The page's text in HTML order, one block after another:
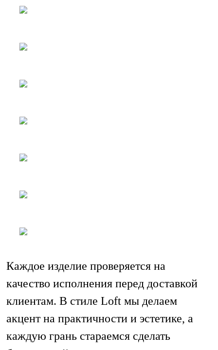
Каждое изделие проверяется на
качество исполнения перед доставкой
клиентам. В стиле Loft мы делаем
акцент на практичности и эстетике, а
каждую грань стараемся сделать